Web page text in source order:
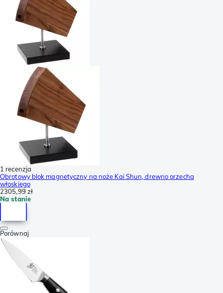
1 recenzja
Obrotowy blok magnetyczny na noże Kai Shun, drewno orzecha
włoskiego
2305,99 zł
Na stanie
Porównaj